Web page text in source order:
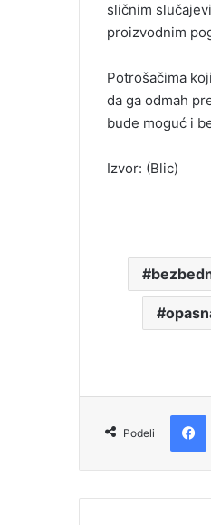
sličnim
proizvodnim
Potrošačima
da ga odmah
bude moguć i
Izvor: (Blic)
Podeli